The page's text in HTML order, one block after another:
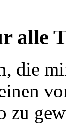
alle
die
zu